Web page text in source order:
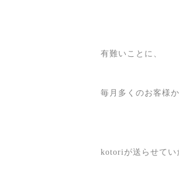
有難いことに、
毎月多くのお客様
kotoriが送らせてい